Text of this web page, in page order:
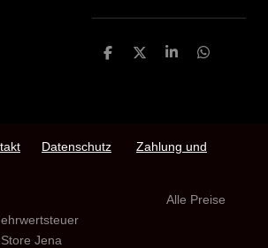
T
T
T
T
Datenschutz
Zahlung und
Preise
Jena